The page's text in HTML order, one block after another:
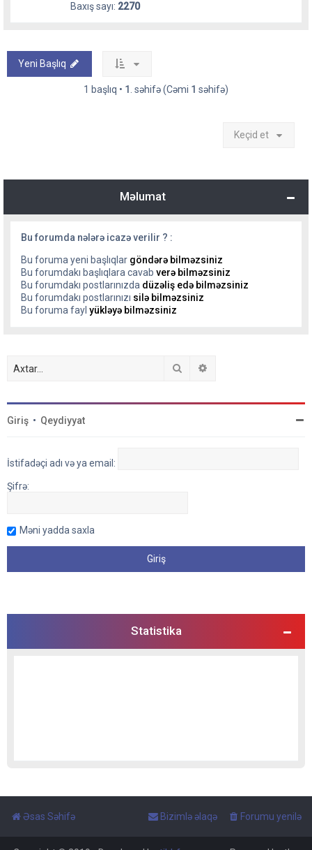
Baxış sayı: 2270
Yeni Başlıq
1 başlıq • 1 . səhifə (Cəmi 1 səhifə)
Keçid et
Məlumat
Bu forumda nələrə icazə verilir ? :
Bu foruma yeni başlıqlar göndərə bilməzsiniz
Bu forumdakı başlıqlara cavab verə bilməzsiniz
Bu forumdakı postlarınızda düzəliş edə bilməzsiniz
Bu forumdakı postlarınızı silə bilməzsiniz
Bu foruma fayl yükləyə bilməzsiniz
Axtar
Giriş • Qeydiyyat
İstifadəçi adı və ya email:
Şifrə:
Məni yadda saxla
Statistika
Əsas Səhifə Forumu yenilə
Bizimlə əlaqə